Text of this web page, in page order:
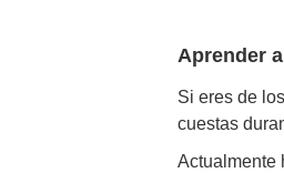
Aprender
Si eres de
cuestas
Actualmente